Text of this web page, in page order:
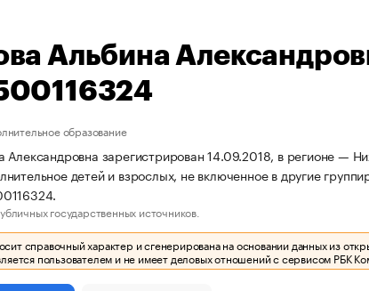
Альбина
образование
зарегистрирован 14.09.2018, в регионе —
детей и взрослых, не включенное в другие
государственных источников.
справочный характер и сгенерирована на основании данных из
пользователем и не имеет деловых отношений с сервисом РБК